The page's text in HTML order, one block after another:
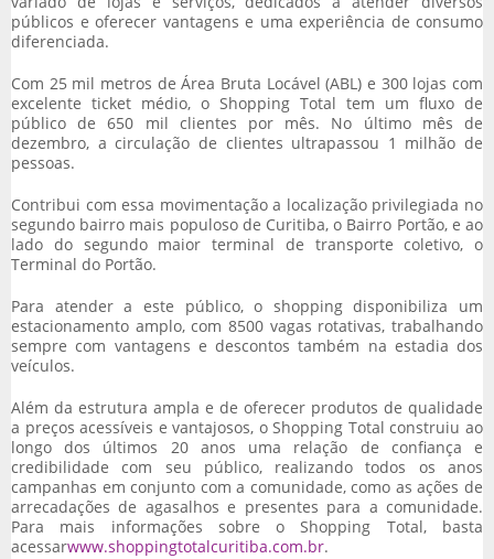
públicos e oferecer vantagens e uma experiência de consumo
diferenciada.
Com 25 mil metros de Área Bruta Locável (ABL) e 300 lojas com
excelente ticket médio, o Shopping Total tem um fluxo de
público de 650 mil clientes por mês. No último mês de
dezembro, a circulação de clientes ultrapassou 1 milhão de
pessoas.
Contribui com essa movimentação a localização privilegiada no
segundo bairro mais populoso de Curitiba, o Bairro Portão, e ao
lado do segundo maior terminal de transporte coletivo, o
Terminal do Portão.
Para atender a este público, o shopping disponibiliza um
estacionamento amplo, com 8500 vagas rotativas, trabalhando
sempre com vantagens e descontos também na estadia dos
veículos.
Além da estrutura ampla e de oferecer produtos de qualidade
a preços acessíveis e vantajosos, o Shopping Total construiu ao
longo dos últimos 20 anos uma relação de confiança e
credibilidade com seu público, realizando todos os anos
campanhas em conjunto com a comunidade, como as ações de
arrecadações de agasalhos e presentes para a comunidade.
Para mais informações sobre o Shopping Total, basta
acessarwww.shoppingtotalcuritiba.com.br.